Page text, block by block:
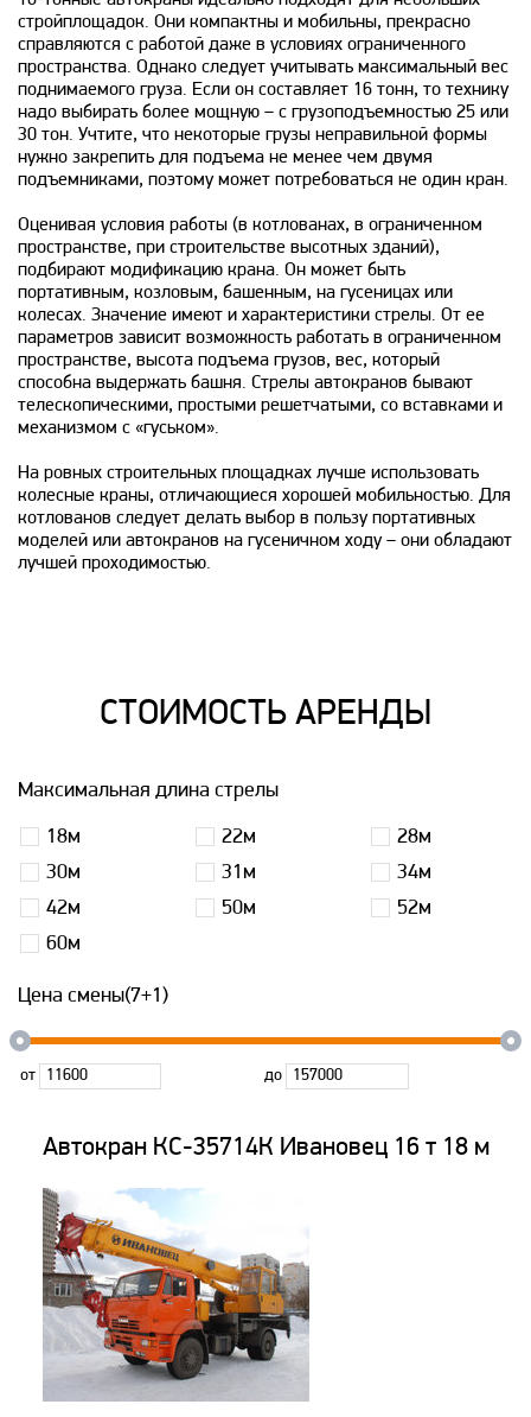
стройплощадок. Они компактны и мобильны, прекрасно
справляются с работой даже в условиях ограниченного
пространства. Однако следует учитывать максимальный вес
поднимаемого груза. Если он составляет 16 тонн, то технику
надо выбирать более мощную – с грузоподъемностью 25 или
30 тон. Учтите, что некоторые грузы неправильной формы
нужно закрепить для подъема не менее чем двумя
подъемниками, поэтому может потребоваться не один кран.
Оценивая условия работы (в котлованах, в ограниченном
пространстве, при строительстве высотных зданий),
подбирают модификацию крана. Он может быть
портативным, козловым, башенным, на гусеницах или
колесах. Значение имеют и характеристики стрелы. От ее
параметров зависит возможность работать в ограниченном
пространстве, высота подъема грузов, вес, который
способна выдержать башня. Стрелы автокранов бывают
телескопическими, простыми решетчатыми, со вставками и
механизмом с «гуськом».
На ровных строительных площадках лучше использовать
колесные краны, отличающиеся хорошей мобильностью. Для
котлованов следует делать выбор в пользу портативных
моделей или автокранов на гусеничном ходу – они обладают
лучшей проходимостью.
СТОИМОСТЬ АРЕНДЫ
Максимальная длина стрелы
18м 22м
28м
30м
31м
34м
42м
50м
52м
60м
Цена смены(7+1)
от до
Автокран КС-35714К Ивановец 16 т 18 м